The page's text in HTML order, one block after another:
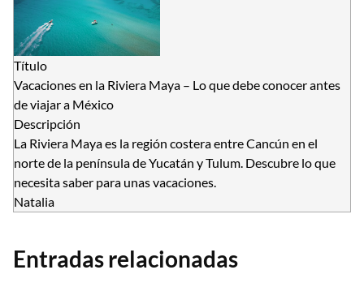
Título
Vacaciones en la Riviera Maya – Lo que debe conocer antes
de viajar a México
Descripción
La Riviera Maya es la región costera entre Cancún en el
norte de la península de Yucatán y Tulum. Descubre lo que
necesita saber para unas vacaciones.
Natalia
Entradas relacionadas